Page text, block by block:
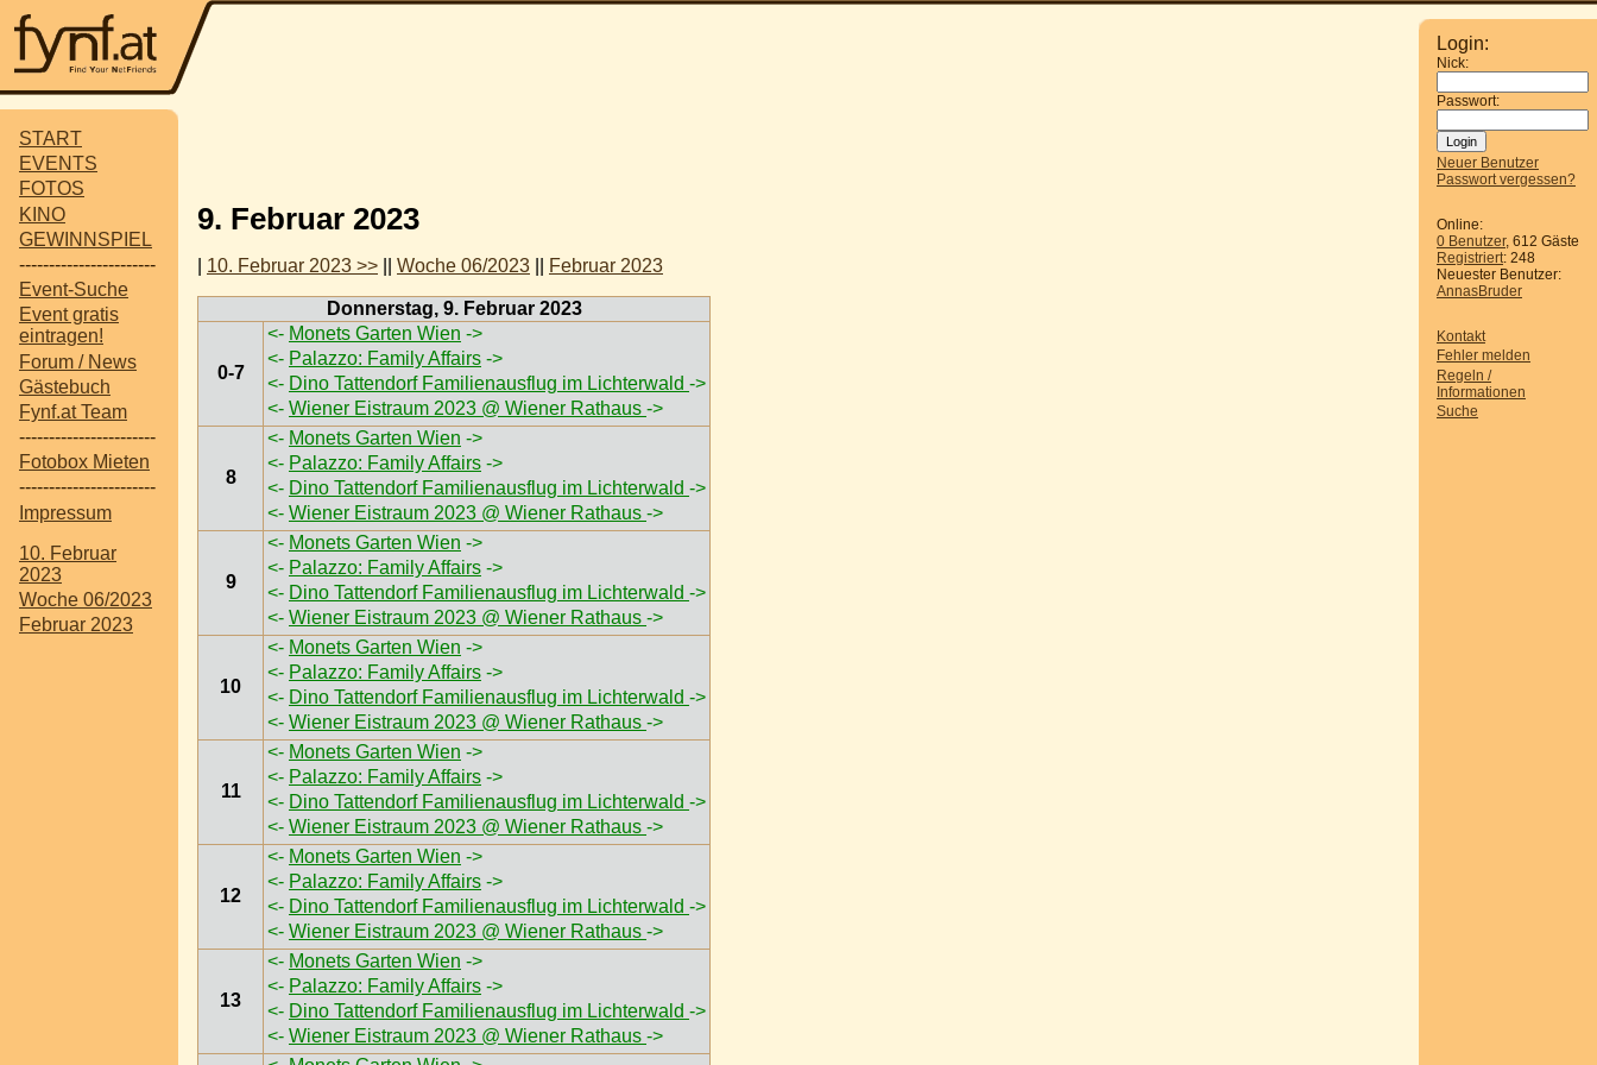
START
EVENTS
FOTOS
KINO
GEWINNSPIEL
-----------------------
Event-Suche
Event gratis
eintragen!
Forum / News
Gästebuch
Fynf.at Team
-----------------------
Fotobox Mieten
-----------------------
Impressum
10. Februar
2023
Woche 06/2023
Februar 2023
Login:
Nick:
Passwort:
Neuer Benutzer
Passwort vergessen?
Online:
0 Benutzer, 612 Gäste
Registriert: 248
Neuester Benutzer:
AnnasBruder
Kontakt
Fehler melden
Regeln /
Informationen
Suche
9. Februar 2023
10. Februar 2023 >> Woche 06/2023 Februar 2023
Donnerstag, 9. Februar 2023
0-7
<- Monets Garten Wien ->
<- Palazzo: Family Affairs ->
<- Dino Tattendorf Familienausflug im Lichterwald ->
<- Wiener Eistraum 2023 @ Wiener Rathaus ->
8
<- Monets Garten Wien ->
<- Palazzo: Family Affairs ->
<- Dino Tattendorf Familienausflug im Lichterwald ->
<- Wiener Eistraum 2023 @ Wiener Rathaus ->
9
<- Monets Garten Wien ->
<- Palazzo: Family Affairs ->
<- Dino Tattendorf Familienausflug im Lichterwald ->
<- Wiener Eistraum 2023 @ Wiener Rathaus ->
10
<- Monets Garten Wien ->
<- Palazzo: Family Affairs ->
<- Dino Tattendorf Familienausflug im Lichterwald ->
<- Wiener Eistraum 2023 @ Wiener Rathaus ->
11
<- Monets Garten Wien ->
<- Palazzo: Family Affairs ->
<- Dino Tattendorf Familienausflug im Lichterwald ->
<- Wiener Eistraum 2023 @ Wiener Rathaus ->
12
<- Monets Garten Wien ->
<- Palazzo: Family Affairs ->
<- Dino Tattendorf Familienausflug im Lichterwald ->
<- Wiener Eistraum 2023 @ Wiener Rathaus ->
13
<- Monets Garten Wien ->
<- Palazzo: Family Affairs ->
<- Dino Tattendorf Familienausflug im Lichterwald ->
<- Wiener Eistraum 2023 @ Wiener Rathaus ->